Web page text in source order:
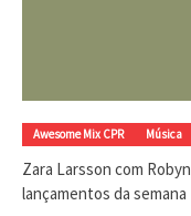
Awesome Mix CPR Música
Zara Larsson com
lançamentos da semana